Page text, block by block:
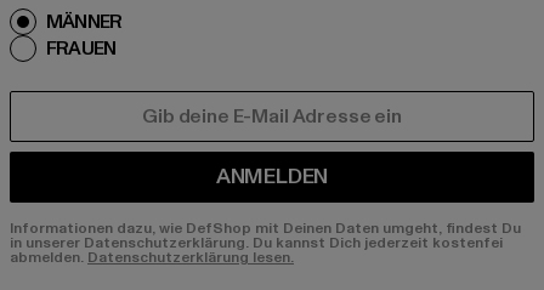
MÄNNER
FRAUEN
ANMELDEN
Informationen dazu, wie DefShop mit Deinen Daten umgeht, findest Du
in unserer Datenschutzerklärung. Du kannst Dich jederzeit kostenfei
abmelden. Datenschutzerklärung lesen.